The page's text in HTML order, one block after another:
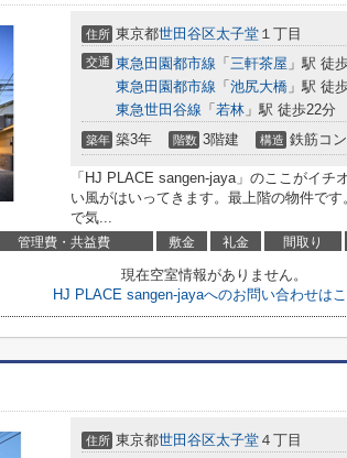
住所 東京都世田谷区太子堂 １丁目
交通 東急田園都市線 「 三軒茶屋 」駅 徒
東急田園都市線 「 池尻大橋 」駅 徒
東急世田谷線 「 若林 」駅 徒歩22分
築年 築3年 階数 3階建 構造 鉄筋コ
「HJ PLACE sangen-jaya」のここがイチ
い風がはいってきます。最上階の物件で
で気...
管理費・共益費 敷金 礼金 間取り
現在空室情報がありません。
HJ PLACE sangen-jayaへのお問い合わせは
住所 東京都世田谷区太子堂 ４丁目